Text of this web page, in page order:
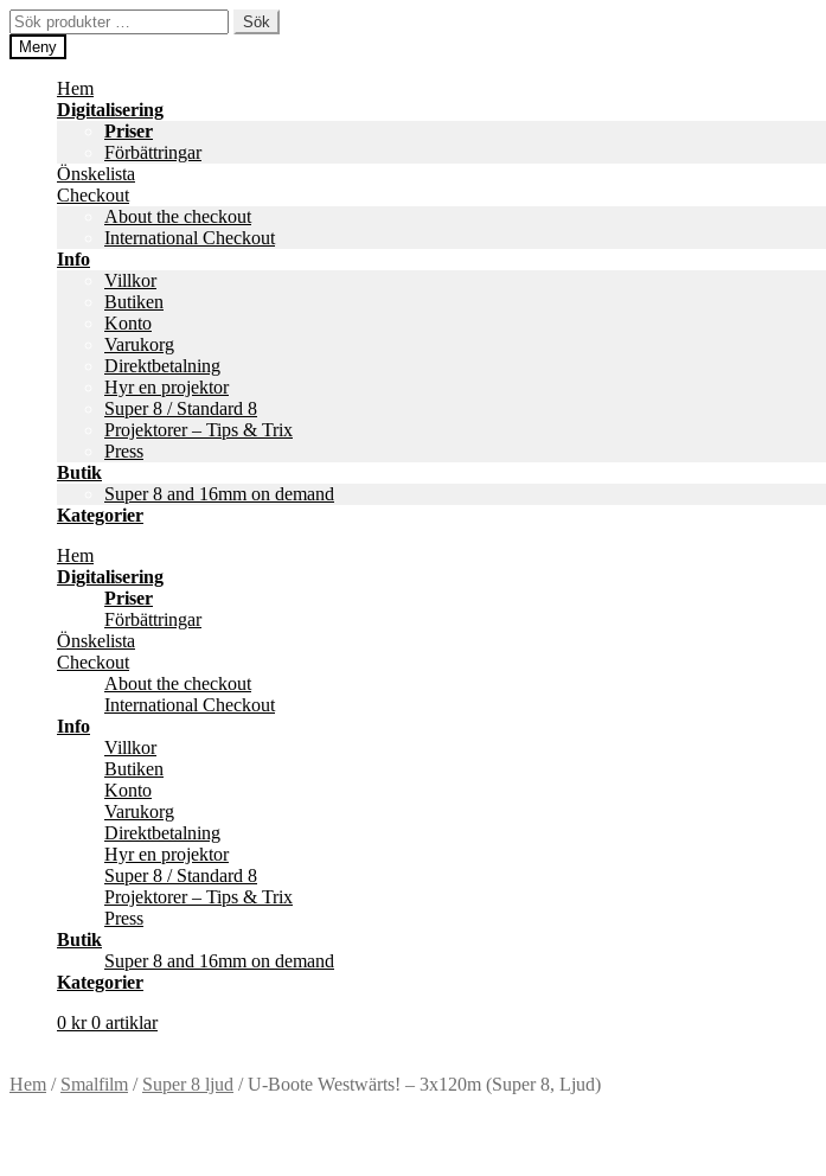
Hoppa
till
navigering
Hoppa
till
innehåll
Sök
efter:
Sök
Meny
Hem
Digitalisering
Priser
Förbättringar
Önskelista
Checkout
About the checkout
International Checkout
Info
Villkor
Butiken
Konto
Varukorg
Direktbetalning
Hyr en projektor
Super 8 / Standard 8
Projektorer – Tips & Trix
Press
Butik
Super 8 and 16mm on demand
Kategorier
Hem
Digitalisering
Priser
Förbättringar
Önskelista
Checkout
About the checkout
International Checkout
Info
Villkor
Butiken
Konto
Varukorg
Direktbetalning
Hyr en projektor
Super 8 / Standard 8
Projektorer – Tips & Trix
Press
Butik
Super 8 and 16mm on demand
Kategorier
0 kr 0 artiklar
Hem / Smalfilm / Super 8 ljud /U-Boote Westwärts! – 3x120m (Super 8, Ljud)